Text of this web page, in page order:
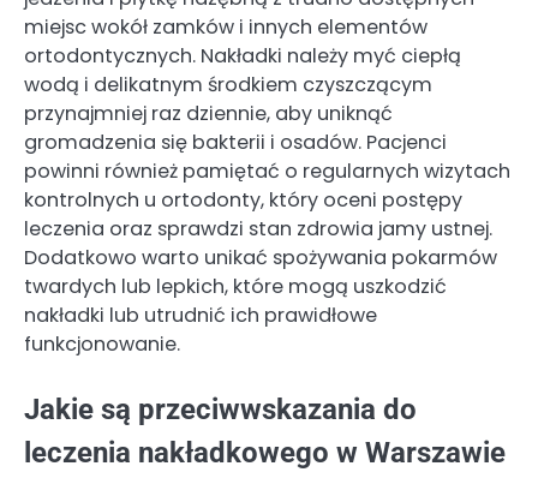
miejsc wokół zamków i innych elementów
ortodontycznych. Nakładki należy myć ciepłą
wodą i delikatnym środkiem czyszczącym
przynajmniej raz dziennie, aby uniknąć
gromadzenia się bakterii i osadów. Pacjenci
powinni również pamiętać o regularnych wizytach
kontrolnych u ortodonty, który oceni postępy
leczenia oraz sprawdzi stan zdrowia jamy ustnej.
Dodatkowo warto unikać spożywania pokarmów
twardych lub lepkich, które mogą uszkodzić
nakładki lub utrudnić ich prawidłowe
funkcjonowanie.
Jakie są przeciwwskazania do
leczenia nakładkowego w Warszawie